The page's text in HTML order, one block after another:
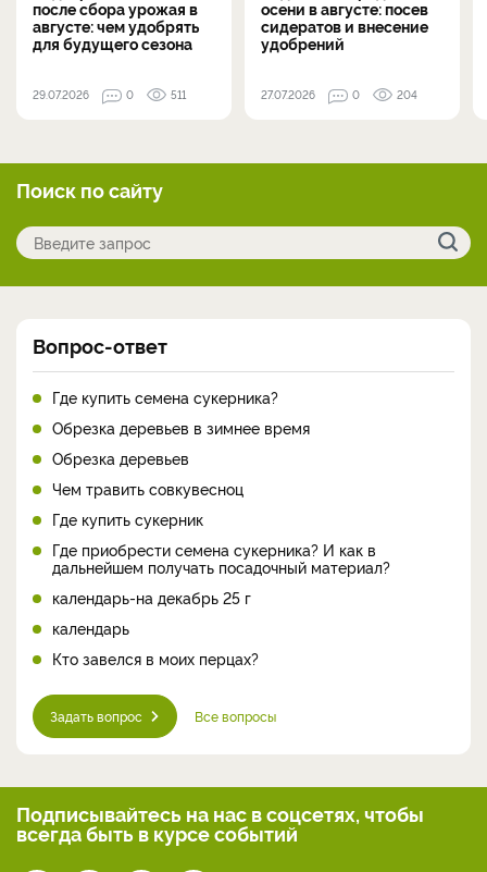
после сбора урожая в
августе: чем удобрять
для будущего сезона
29.07.2026 0 511
осени в августе: посев
сидератов и внесение
удобрений
27.07.2026 0 204
Поиск по сайту
Вопрос-ответ
Где купить семена сукерника?
Обрезка деревьев в зимнее время
Обрезка деревьев
Чем травить совкувесноц
Где купить сукерник
Где приобрести семена сукерника? И как в
дальнейшем получать посадочный материал?
календарь-на декабрь 25 г
календарь
Кто завелся в моих перцах?
Задать вопрос Все вопросы
Подписывайтесь на нас в соцсетях, чтобы
всегдабыть в курсе событий